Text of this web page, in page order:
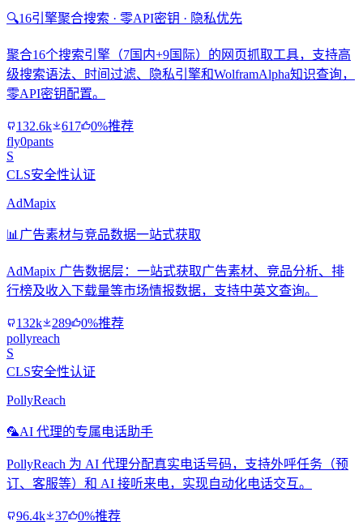
🔍16引擎聚合搜索 · 零API密钥 · 隐私优先
聚合16个搜索引擎（7国内+9国际）的网页抓取工具，支持高
级搜索语法、时间过滤、隐私引擎和WolframAlpha知识查询，
零API密钥配置。
132.6k 617
0%推荐
fly0pants
S
CLS安全性认证
AdMapix
📊 广告素材与竞品数据一站式获取
AdMapix 广告数据层：一站式获取广告素材、竞品分析、排
行榜及收入下载量等市场情报数据，支持中英文查询。
132k 289
0%推荐
pollyreach
S
CLS安全性认证
PollyReach
🦜AI 代理的专属电话助手
PollyReach 为 AI 代理分配真实电话号码，支持外呼任务（预
订、客服等）和 AI 接听来电，实现自动化电话交互。
96.4k 37 0%推荐